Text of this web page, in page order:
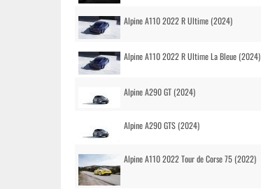
Alpine A110 2022 R Ultime (2024)
Alpine A110 2022 R Ultime La Bleue (2024)
Alpine A290 GT (2024)
Alpine A290 GTS (2024)
Alpine A110 2022 Tour de Corse 75 (2022)